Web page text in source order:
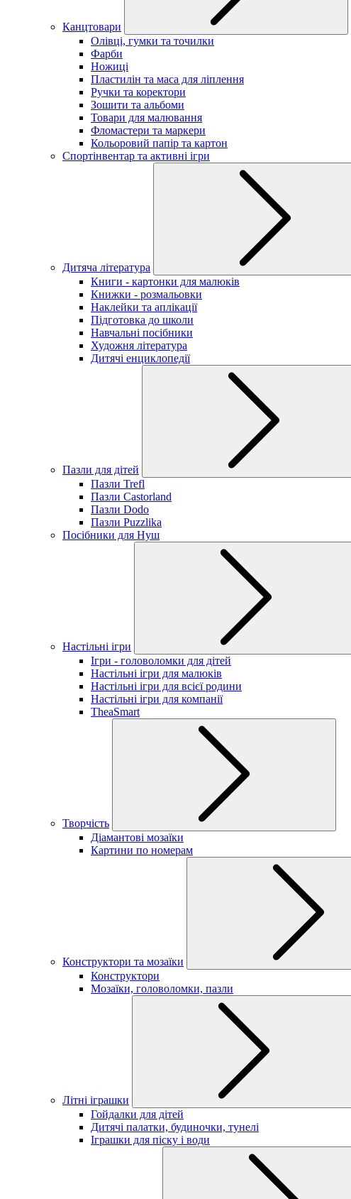
Канцтовари
Олівці, гумки та точилки
Фарби
Ножиці
Пластилін та маса для ліплення
Ручки та коректори
Зошити та альбоми
Товари для малювання
Фломастери та маркери
Кольоровий папір та картон
Спортінвентар та активні ігри
Дитяча література
Книги - картонки для малюків
Книжки - розмальовки
Наклейки та аплікації
Підготовка до школи
Навчальні посібники
Художня література
Дитячі енциклопедії
Пазли для дітей
Пазли Trefl
Пазли Castorland
Пазли Dodo
Пазли Puzzlika
Посібники для Нуш
Настільні ігри
Ігри - головоломки для дітей
Настільні ігри для малюків
Настільні ігри для всієї родини
Настільні ігри для компанії
TheaSmart
Творчість
Діамантові мозаїки
Картини по номерам
Конструктори та мозаїки
Конструктори
Мозаїки, головоломки, пазли
Літні іграшки
Гойдалки для дітей
Дитячі палатки, будиночки, тунелі
Іграшки для піску і води